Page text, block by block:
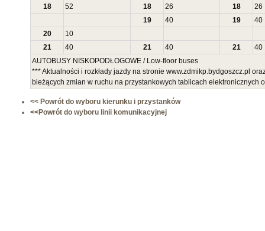
18
52 18 26 18
26
19
40 19
40
20
10
21
40 21 40 21
40
AUTOBUSY NISKOPODŁOGOWE / Low-floor buses
*** Aktualności i rozkłady jazdy na stronie www.zdmikp.bydgoszcz.pl
bieżących zmian w ruchu na przystankowych tablicach elektronicznych
<< Powrót do wyboru kierunku i przystanków
<<Powrót do wyboru linii komunikacyjnej